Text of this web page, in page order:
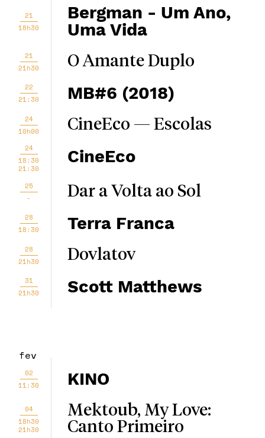
21
18h30
Bergman - Um Ano,
Uma Vida
21
21h30
O Amante Duplo
22
21:30
MB#6 (2018)
24
10h00
CineEco — Escolas
24
18:30
21:30
CineEco
25
-
Dar a Volta ao Sol
28
18:30
Terra Franca
28
21h30
Dovlatov
31
21h30
Scott Matthews
fev
02
11:30
KINO
04
18h30
21h30
Mektoub, My Love:
Canto Primeiro